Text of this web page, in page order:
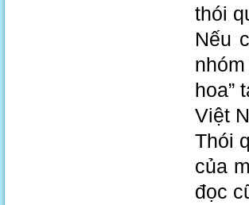
thói
Nếu
hoa”
Việt
Thói
của
đọc